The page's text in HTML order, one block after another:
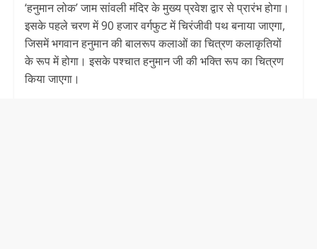
‘हनुमान लोक’ जाम सांवली मंदिर के मुख्य प्रवेश द्वार से प्रारंभ होगा।
इसके पहले चरण में 90 हजार वर्गफुट में चिरंजीवी पथ बनाया जाएगा,
जिसमें भगवान हनुमान की बालरूप कलाओं का चित्रण कलाकृतियों
के रूप में होगा। इसके पश्चात हनुमान जी की भक्ति रूप का चित्रण
किया जाएगा।